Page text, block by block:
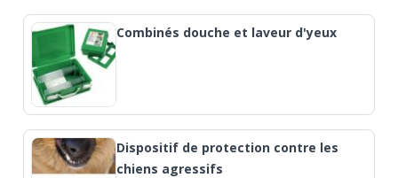
Combinés douche et laveur d'yeux
Dispositif de protection contre les
chiens agressifs